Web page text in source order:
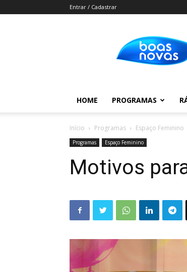
Entrar / Cadastrar
Novas
HOME PROGRAMAS
Início Programas Espaço Feminino
Programas Espaço Feminino
Motivos